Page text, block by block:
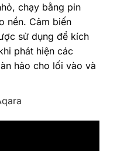
chạy bằng pin
nền. Cảm biến
sử dụng để kích
phát hiện các
hảo cho lối vào và